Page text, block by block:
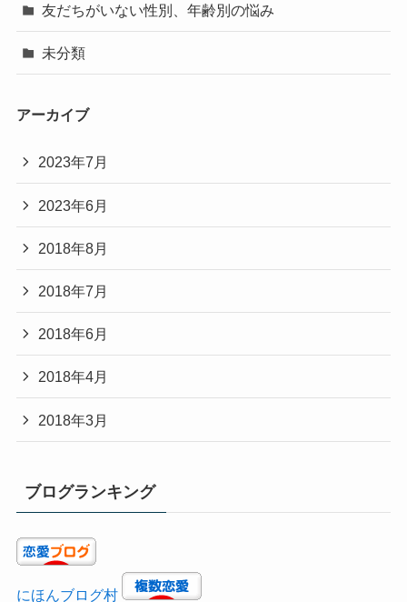
友だちがいない性別、年齢別の悩み
未分類
アーカイブ
2023年7月
2023年6月
2018年8月
2018年7月
2018年6月
2018年4月
2018年3月
ブログランキング
にほんブログ村